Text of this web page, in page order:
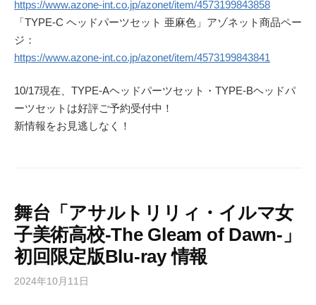
https://www.azone-int.co.jp/azonet/item/4573199843858
「TYPE-C ヘッドパーツセット 亜麻色」アゾネット商品ペー
ジ：
https://www.azone-int.co.jp/azonet/item/4573199843841
10/17現在、TYPE-Aヘッドパーツセット・TYPE-Bヘッドパ
ーツセットは好評ご予約受付中！
新情報をお見逃しなく！
舞台「アサルトリリィ・イルマ女
子美術高校-The Gleam of Dawn-」
初回限定版Blu-ray 情報
2024年10月11日